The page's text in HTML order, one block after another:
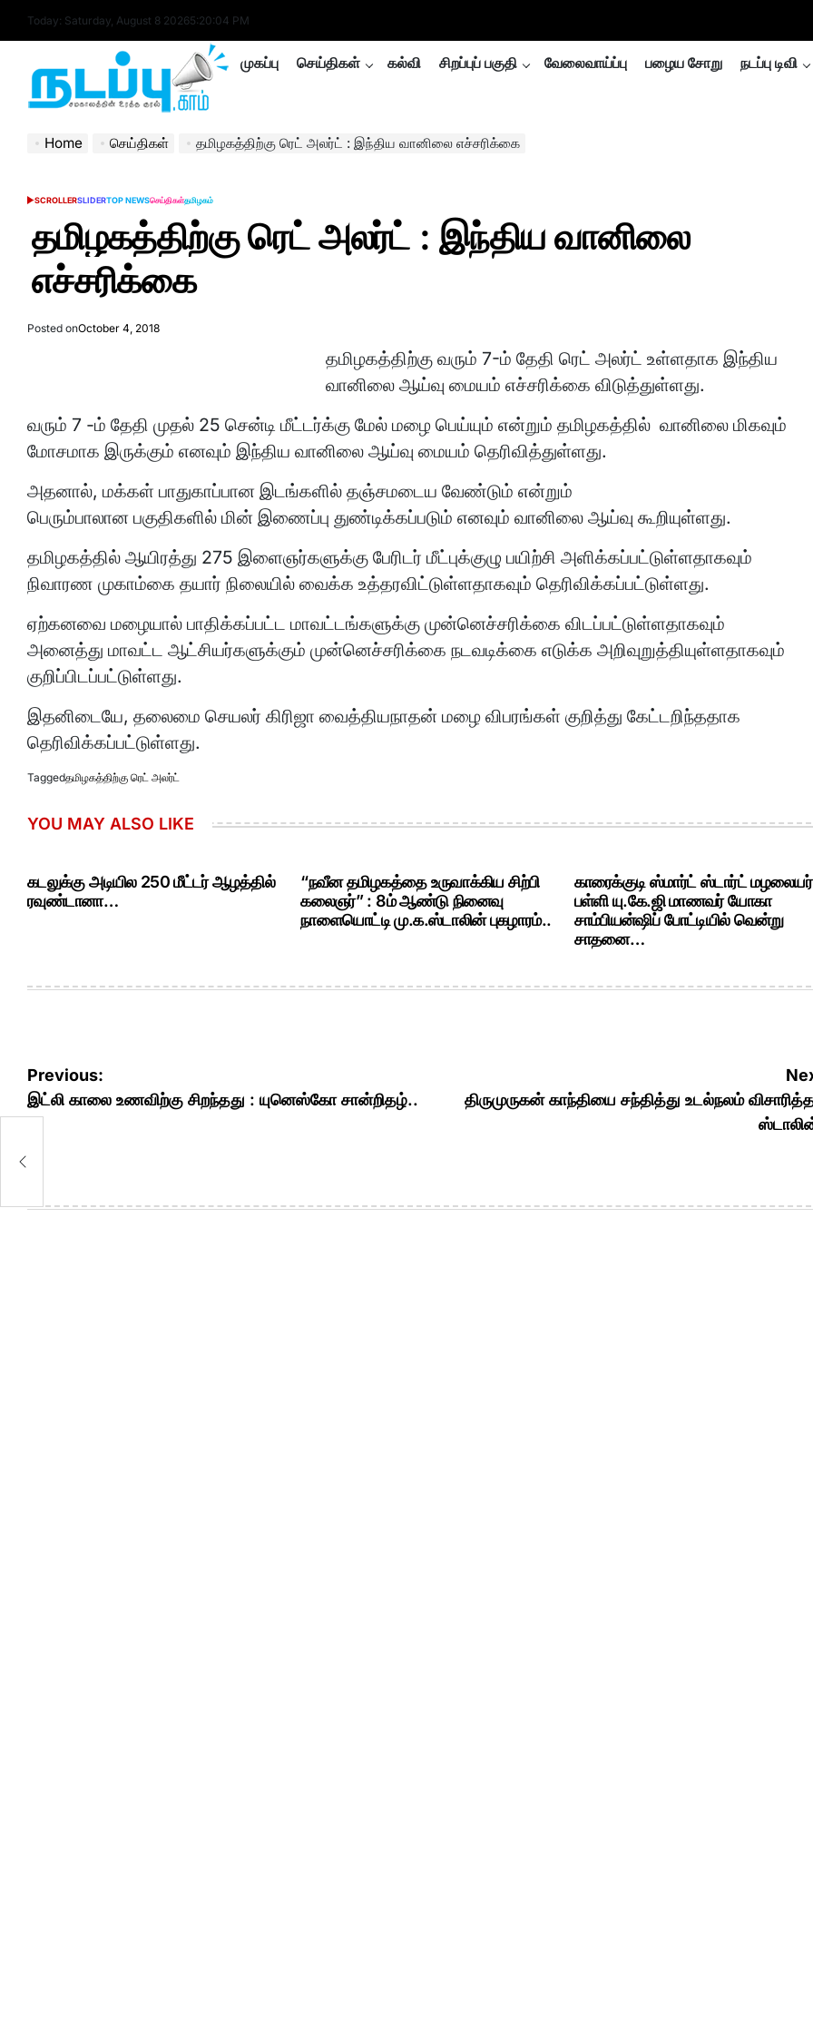
Today: Saturday, August 8 20265:20:05 PM
nadappu.com
முகப்பு செய்திகள் கல்வி சிறப்புப் பகுதி வேலைவாய்ப்பு பழைய சோறு நடப்பு டிவி
Home செய்திகள் தமிழகத்திற்கு ரெட் அலர்ட் : இந்திய வானிலை எச்சரிக்கை
POSTED
SCROLLERSLIDERTOP NEWSசெய்திகள்தமிழகம்
தமிழகத்திற்கு ரெட் அலர்ட் : இந்திய வானிலை
எச்சரிக்கை
Posted onOctober 4, 2018
தமிழகத்திற்கு வரும் 7-ம் தேதி ரெட் அலர்ட் உள்ளதாக இந்திய
வானிலை ஆய்வு மையம் எச்சரிக்கை விடுத்துள்ளது.
வரும் 7 -ம் தேதி முதல் 25 சென்டி மீட்டர்க்கு மேல் மழை பெய்யும் என்றும் தமிழகத்தில் வானிலை மிகவும்
மோசமாக இருக்கும் எனவும் இந்திய வானிலை ஆய்வு மையம் தெரிவித்துள்ளது.
அதனால், மக்கள் பாதுகாப்பான இடங்களில் தஞ்சமடைய வேண்டும் என்றும்
பெரும்பாலான பகுதிகளில் மின் இணைப்பு துண்டிக்கப்படும் எனவும் வானிலை ஆய்வு கூறியுள்ளது.
தமிழகத்தில் ஆயிரத்து 275 இளைஞர்களுக்கு பேரிடர் மீட்புக்குழு பயிற்சி அளிக்கப்பட்டுள்ளதாகவும்
நிவாரண முகாம்கை தயார் நிலையில் வைக்க உத்தரவிட்டுள்ளதாகவும் தெரிவிக்கப்பட்டுள்ளது.
ஏற்கனவை மழையால் பாதிக்கப்பட்ட மாவட்டங்களுக்கு முன்னெச்சரிக்கை விடப்பட்டுள்ளதாகவும்
அனைத்து மாவட்ட ஆட்சியர்களுக்கும் முன்னெச்சரிக்கை நடவடிக்கை எடுக்க அறிவுறுத்தியுள்ளதாகவும்
குறிப்பிடப்பட்டுள்ளது.
இதனிடையே, தலைமை செயலர் கிரிஜா வைத்தியநாதன் மழை விபரங்கள் குறித்து கேட்டறிந்ததாக
தெரிவிக்கப்பட்டுள்ளது.
Taggedதமிழகத்திற்கு ரெட் அலர்ட்
YOU MAY ALSO LIKE
கடலுக்கு அடியில 250 மீட்டர் ஆழத்தில்
ரவுண்டானா…
“நவீன தமிழகத்தை உருவாக்கிய சிற்பி
கலைஞர்” : 8ம் ஆண்டு நினைவு
நாளையொட்டி மு.க.ஸ்டாலின் புகழாரம்..
காரைக்குடி ஸ்மார்ட் ஸ்டார்ட் மழலையர்
பள்ளி யு.கே.ஜி மாணவர் யோகா
சாம்பியன்ஷிப் போட்டியில் வென்று
சாதனை…
Post
navigation
Previous:
இட்லி காலை உணவிற்கு சிறந்தது : யுனெஸ்கோ சான்றிதழ்..
திருமுருகன் காந்தியை சந்தித்து உடல்நலம்